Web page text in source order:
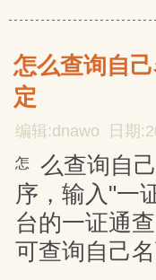
怎么查询自
定
编辑:dnawo 日期
怎
么查询自
序，输入"一
台的一证通
可查询自己